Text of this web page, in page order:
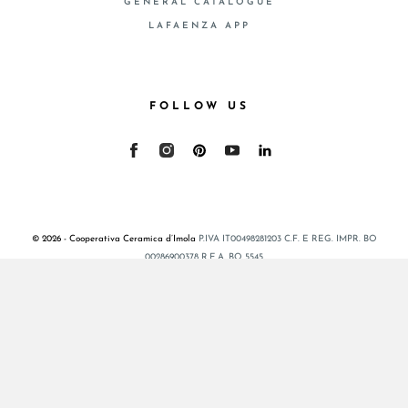
GENERAL CATALOGUE
LAFAENZA APP
FOLLOW US
© 2026 - Cooperativa Ceramica d’Imola P.IVA IT00498281203 C.F. E REG. IMPR. BO
00286900378 R.E.A. BO 5545